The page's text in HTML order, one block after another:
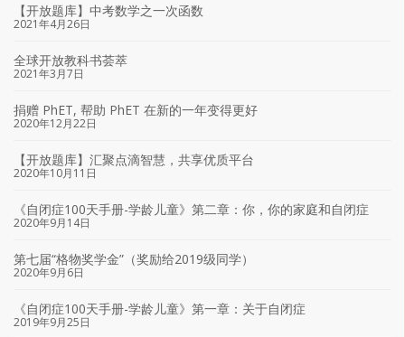
【开放题库】中考数学之一次函数
2021年4月26日
全球开放教科书荟萃
2021年3月7日
捐赠 PhET, 帮助 PhET 在新的一年变得更好
2020年12月22日
【开放题库】汇聚点滴智慧，共享优质平台
2020年10月11日
《自闭症100天手册-学龄儿童》第二章：你，你的家庭和自闭症
2020年9月14日
第七届“格物奖学金”（奖励给2019级同学）
2020年9月6日
《自闭症100天手册-学龄儿童》第一章：关于自闭症
2019年9月25日